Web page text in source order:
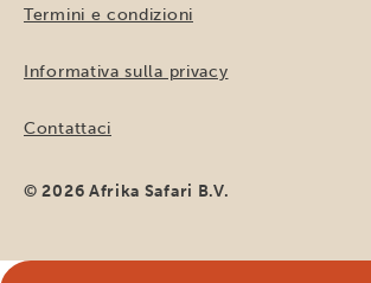
Termini e condizioni
Informativa sulla privacy
Contattaci
© 2026 Afrika Safari B.V.